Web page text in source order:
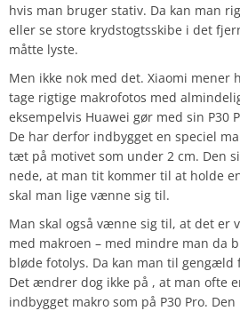
hvis man bruger stativ. Da kan man
eller se store krydstogtsskibe i det
måtte lyste.
Men ikke nok med det. Xiaomi mener
tage rigtige makrofotos med
eksempelvis Huawei gør med sin P30
De har derfor indbygget en speciel
tæt på motivet som under 2 cm. Den
nede, at man tit kommer til at holde
skal man lige vænne sig til.
Man skal også vænne sig til, at det er
med makroen – med mindre man da
bløde fotolys. Da kan man til
Det ændrer dog ikke på , at man ofte
indbygget makro som på P30 Pro.